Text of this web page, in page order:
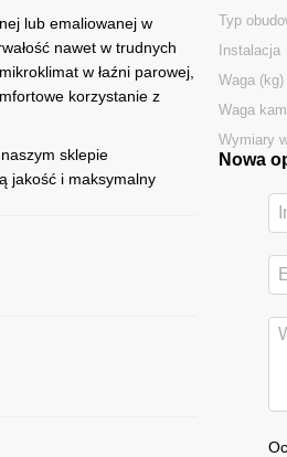
lub emaliowanej w
nawet w trudnych
w łaźni parowej,
korzystanie z
sklepie
jakość i maksymalny
Typ
Instalacja
Waga (kg)
Waga
Wymiary
Nowa